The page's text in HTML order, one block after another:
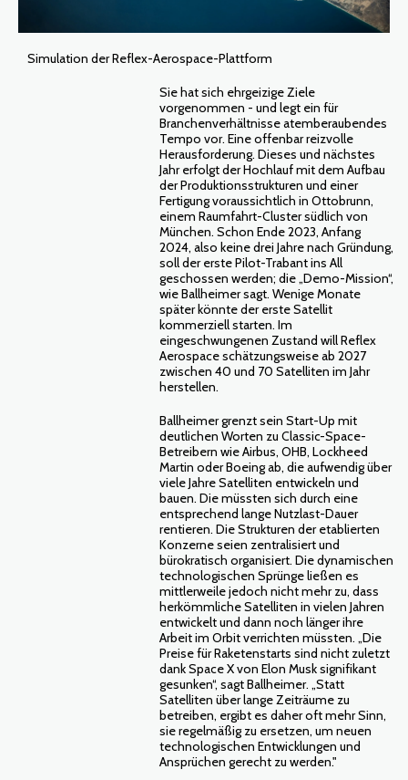
Simulation der Reflex-Aerospace-Plattform
Sie hat sich ehrgeizige Ziele
vorgenommen - und legt ein für
Branchenverhältnisse atemberaubendes
Tempo vor. Eine offenbar reizvolle
Herausforderung. Dieses und nächstes
Jahr erfolgt der Hochlauf mit dem Aufbau
der Produktionsstrukturen und einer
Fertigung voraussichtlich in Ottobrunn,
einem Raumfahrt-Cluster südlich von
München. Schon Ende 2023, Anfang
2024, also keine drei Jahre nach Gründung,
soll der erste Pilot-Trabant ins All
geschossen werden; die „Demo-Mission“,
wie Ballheimer sagt. Wenige Monate
später könnte der erste Satellit
kommerziell starten. Im
eingeschwungenen Zustand will Reflex
Aerospace schätzungsweise ab 2027
zwischen 40 und 70 Satelliten im Jahr
herstellen.
Ballheimer grenzt sein Start-Up mit
deutlichen Worten zu Classic-Space-
Betreibern wie Airbus, OHB, Lockheed
Martin oder Boeing ab, die aufwendig über
viele Jahre Satelliten entwickeln und
bauen. Die müssten sich durch eine
entsprechend lange Nutzlast-Dauer
rentieren. Die Strukturen der etablierten
Konzerne seien zentralisiert und
bürokratisch organisiert. Die dynamischen
technologischen Sprünge ließen es
mittlerweile jedoch nicht mehr zu, dass
herkömmliche Satelliten in vielen Jahren
entwickelt und dann noch länger ihre
Arbeit im Orbit verrichten müssten. „Die
Preise für Raketenstarts sind nicht zuletzt
dank Space X von Elon Musk signifikant
gesunken“, sagt Ballheimer. „Statt
Satelliten über lange Zeiträume zu
betreiben, ergibt es daher oft mehr Sinn,
sie regelmäßig zu ersetzen, um neuen
technologischen Entwicklungen und
Ansprüchen gerecht zu werden."